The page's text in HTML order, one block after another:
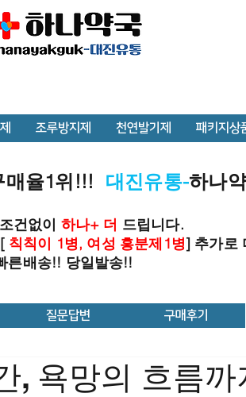
조루방지제 천연발기제 패키지상
매율1위!!! 대진유통-하나
조건없이 하나+ 더 드립니다.
칙칙이 1병, 여성 흥분제1병] 추가로
른배송!! 당일발송!!
질문답변 구매후기
, 욕망의 흐름